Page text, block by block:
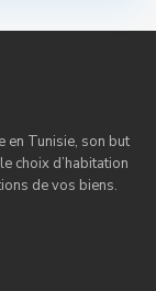
en Tunisie, son but
choix d’habitation
de vos biens.